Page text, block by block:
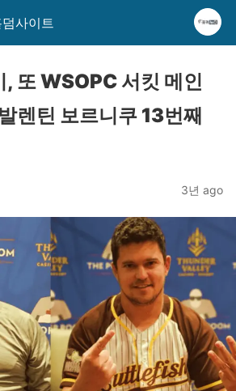
사이트
, 또 WSOPC 서킷 메인
렌틴 보르니쿠 13번째
3년 ago